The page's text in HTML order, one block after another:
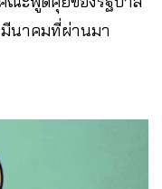
มีนาคมที่ผ่านมา